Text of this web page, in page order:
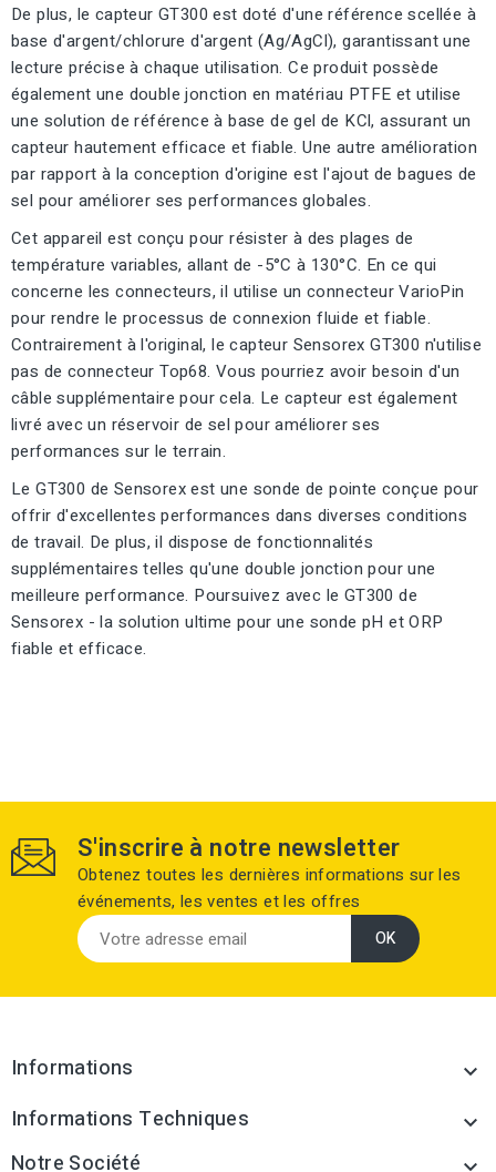
De plus, le capteur GT300 est doté d'une référence scellée à
base d'argent/chlorure d'argent (Ag/AgCl), garantissant une
lecture précise à chaque utilisation. Ce produit possède
également une double jonction en matériau PTFE et utilise
une solution de référence à base de gel de KCl, assurant un
capteur hautement efficace et fiable. Une autre amélioration
par rapport à la conception d'origine est l'ajout de bagues de
sel pour améliorer ses performances globales.
Cet appareil est conçu pour résister à des plages de
température variables, allant de -5°C à 130°C. En ce qui
concerne les connecteurs, il utilise un connecteur VarioPin
pour rendre le processus de connexion fluide et fiable.
Contrairement à l'original, le capteur Sensorex GT300 n'utilise
pas de connecteur Top68. Vous pourriez avoir besoin d'un
câble supplémentaire pour cela. Le capteur est également
livré avec un réservoir de sel pour améliorer ses
performances sur le terrain.
Le GT300 de Sensorex est une sonde de pointe conçue pour
offrir d'excellentes performances dans diverses conditions
de travail. De plus, il dispose de fonctionnalités
supplémentaires telles qu'une double jonction pour une
meilleure performance. Poursuivez avec le GT300 de
Sensorex - la solution ultime pour une sonde pH et ORP
fiable et efficace.
S'inscrire à notre newsletter
Obtenez toutes les dernières informations sur les
événements, les ventes et les offres
Informations 
Informations Techniques 
Notre Société